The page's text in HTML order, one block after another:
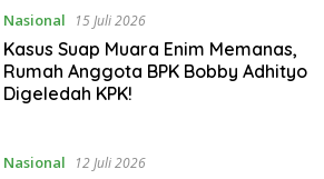
Nasional 15 Juli 2026
Kasus Suap Muara Enim Memanas,
Rumah Anggota BPK Bobby Adhityo
Digeledah KPK!
Nasional 12 Juli 2026